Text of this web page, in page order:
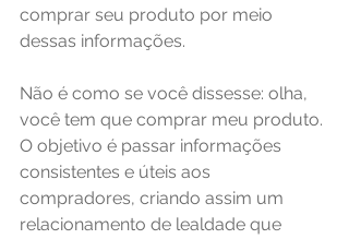
comprar seu produto por meio
dessas informações.
Não é como se você dissesse: olha,
você tem que comprar meu produto.
O objetivo é passar informações
consistentes e úteis aos
compradores, criando assim um
relacionamento de lealdade que